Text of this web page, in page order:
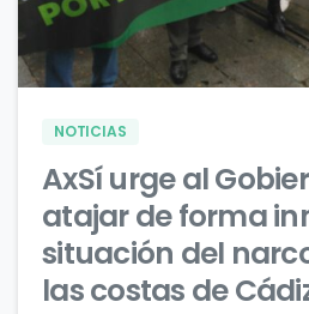
NOTICIAS
AxSí urge al
atajar de forma
situación del
las costas de